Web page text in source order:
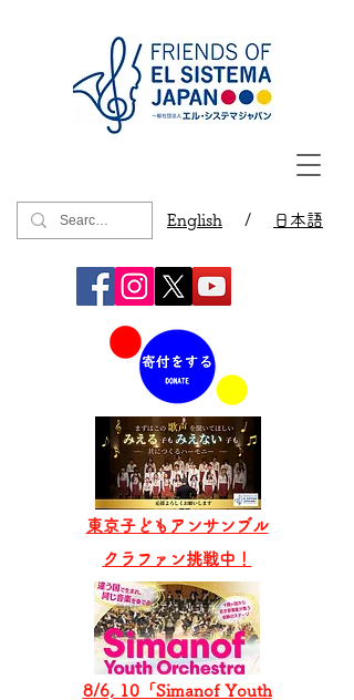
English / 日本語
8/6, 10「Simanof Youth
東京子どもアンサンブル
​クラファン挑戦中！